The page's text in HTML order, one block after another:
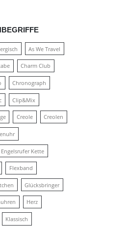
As We Travel
Charm Club
Chronograph
Clip&Mix
Creole Creolen
Engelsrufer Kette
Flexband
Glücksbringer
Herz
Klassisch